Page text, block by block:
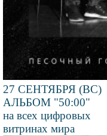
27 СЕНТЯБРЯ (ВС)
АЛЬБОМ "50:00"
на всех цифровых
витринах мира